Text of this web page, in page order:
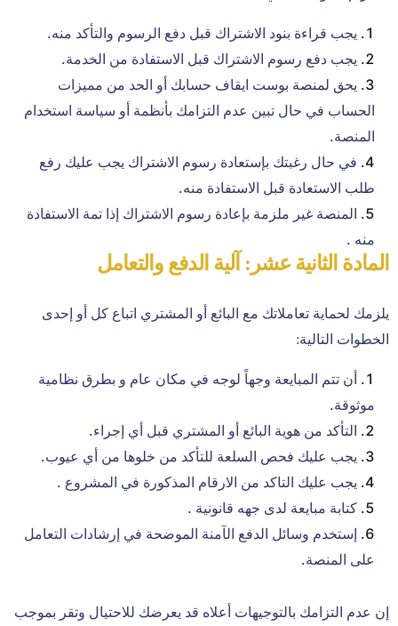
يجب قراءة بنود الاشتراك قبل دفع الرسوم والتأكد منه.
يجب دفع رسوم الاشتراك قبل الاستفادة من الخدمة.
يحق لمنصة بوست ايقاف حسابك أو الحد من مميزات
الحساب في حال تبين عدم التزامك بأنظمة أو سياسة استخدام
المنصة.
في حال رغبتك بإستعادة رسوم الاشتراك يجب عليك رفع
طلب الاستعادة قبل الاستفادة منه.
المنصة غير ملزمة بإعادة رسوم الاشتراك إذا تمة الاستفادة
منه .
المادة الثانية عشر: آلية الدفع والتعامل
يلزمك لحماية تعاملاتك مع البائع أو المشتري اتباع كل أو إحدى
الخطوات التالية:
أن تتم المبايعة وجهاً لوجه في مكان عام و بطرق نظامية
موثوقة.
التأكد من هوية البائع أو المشتري قبل أي إجراء.
يجب عليك فحص السلعة للتأكد من خلوها من أي عيوب.
يجب عليك التاكد من الارقام المذكورة في المشروع .
كتابة مبايعة لدى جهه قانونية .
إستخدم وسائل الدفع الآمنة الموضحة في إرشادات التعامل
على المنصة.
إن عدم التزامك بالتوجيهات أعلاه قد يعرضك للاحتيال وتقر بموجب